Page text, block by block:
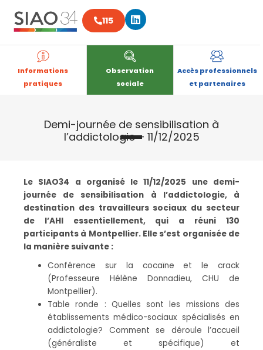
contenu
115 Linkedin
Informations
pratiques
Observation
sociale
Accès professionnels
et partenaires
Demi-journée de sensibilisation à
l’addictologie – 11/12/2025
Le SIAO34 a organisé le 11/12/2025 une demi-
journée de sensibilisation à l’addictologie, à
destination des travailleurs sociaux du secteur
de l’AHI essentiellement, qui a réuni 130
participants à Montpellier. Elle s’est organisée de
la manière suivante :
Conférence sur la cocaïne et le crack
(Professeure Hélène Donnadieu, CHU de
Montpellier).
Table ronde : Quelles sont les missions des
établissements médico-sociaux spécialisés en
addictologie? Comment se déroule l’accueil
(généraliste et spécifique) et